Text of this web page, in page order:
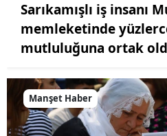
Sarıkamışlı iş insanı
memleketinde
mutluluğuna ortak
Manşet Haber